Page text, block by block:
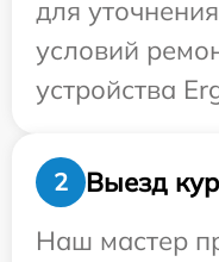
для
условий
устройства
2
Выезд
Наш мастер